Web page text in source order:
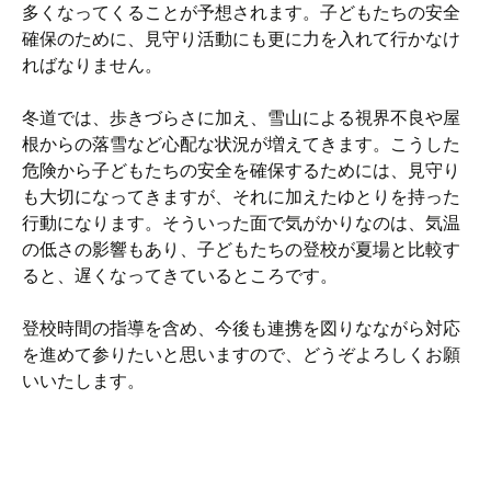
多くなってくることが予想されます。子どもたちの安全
確保のために、見守り活動にも更に力を入れて行かなけ
ればなりません。
冬道では、歩きづらさに加え、雪山による視界不良や屋
根からの落雪など心配な状況が増えてきます。こうした
危険から子どもたちの安全を確保するためには、見守り
も大切になってきますが、それに加えたゆとりを持った
行動になります。そういった面で気がかりなのは、気温
の低さの影響もあり、子どもたちの登校が夏場と比較す
ると、遅くなってきているところです。
登校時間の指導を含め、今後も連携を図りなながら対応
を進めて参りたいと思いますので、どうぞよろしくお願
いいたします。